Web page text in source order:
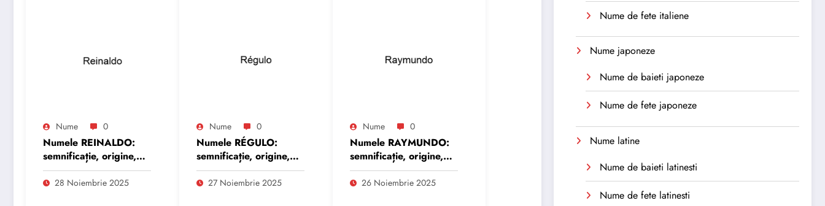
Nume 0
Numele REINALDO:
semnificație, origine,
trăsături și
personalitate
28 Noiembrie 2025
Nume 0
Numele RÉGULO:
semnificație, origine,
trăsături și
personalitate
27 Noiembrie 2025
Nume 0
Numele RAYMUNDO:
semnificație, origine,
trăsături și
personalitate
26 Noiembrie 2025
Nume de fete italiene
Nume japoneze
Nume de baieti japoneze
Nume de fete japoneze
Nume latine
Nume de baieti latinesti
Nume de fete latinesti